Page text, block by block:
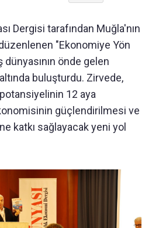
Dergisi tarafından Muğla'nın
"Ekonomiye Yön
önde gelen
buluşturdu. Zirvede,
12 aya
güçlendirilmesi ve
katkı sağlayacak yeni yol